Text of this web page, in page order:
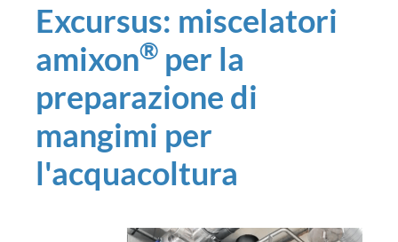
Excursus: miscelatori
amixon® per la
preparazione di
mangimi per
l'acquacoltura